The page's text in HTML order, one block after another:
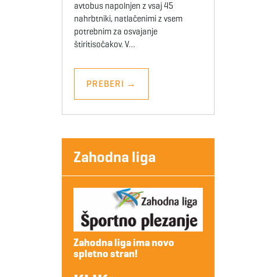
avtobus napolnjen z vsaj 45
nahrbtniki, natlačenimi z vsem
potrebnim za osvajanje
štiritisočakov. V…
PREBERI →
Zahodna liga
Zahodna liga ima novo
spletno stran!